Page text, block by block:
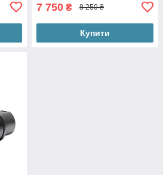
7 750 ₴ 8 250 ₴
Купити